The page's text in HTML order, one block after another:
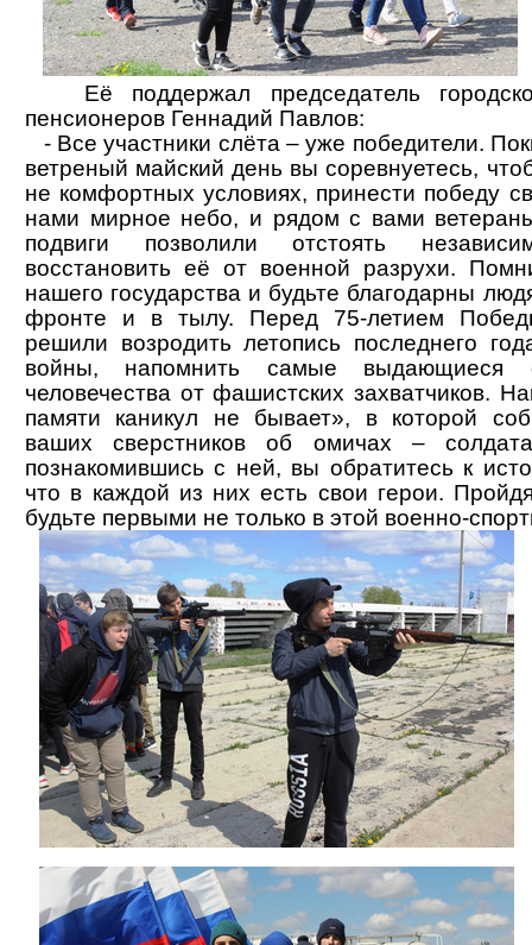
Её поддержал председатель
пенсионеров Геннадий Павлов:
- Все участники слёта – уже победители.
ветреный майский день вы соревнуетесь,
не комфортных условиях, принести победу
нами мирное небо, и рядом с вами
подвиги позволили отстоять
восстановить её от военной разрухи.
нашего государства и будьте благодарны
фронте и в тылу. Перед 75-летием
решили возродить летопись последнего
войны, напомнить самые выдающиеся
человечества от фашистских захватчиков.
памяти каникул не бывает», в которой
ваших сверстников об омичах –
познакомившись с ней, вы обратитесь к
что в каждой из них есть свои герои.
будьте первыми не только в этой военно-